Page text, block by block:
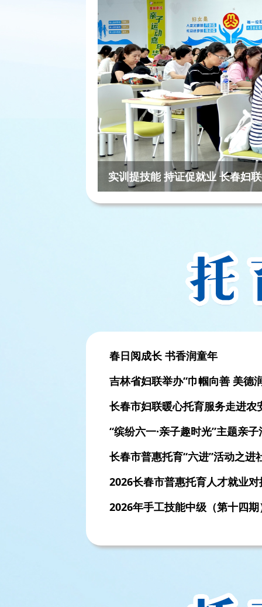
遇见“她”力量“瑜悦春城 舒展新
春日阅成长 书香润童年
吉林省妇联举办“巾帼向善 美德
长春市妇联暖心托育服务走进农
“缤纷六一·亲子趣时光”主题亲
长春市普惠托育“六进”活动之
2026长春市普惠托育人才就业
2026年手工技能中级（第十四